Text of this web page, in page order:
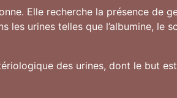
Elle recherche la présence de
urines telles que l’albumine, le
des urines, dont le but